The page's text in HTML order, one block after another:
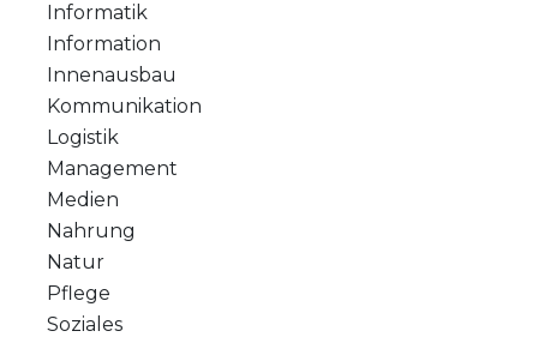
Informatik
Information
Innenausbau
Kommunikation
Logistik
Management
Medien
Nahrung
Natur
Pflege
Soziales